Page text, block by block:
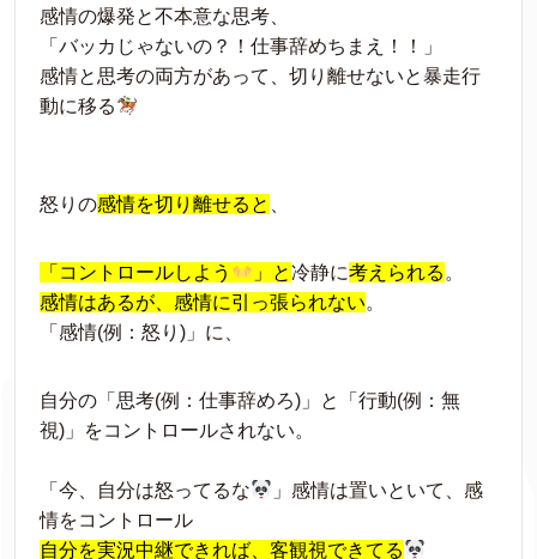
感情の爆発と不本意な思考、
「バッカじゃないの？！仕事辞めちまえ！！」
感情と思考の両方があって、切り離せないと暴走行
動に移る
怒りの感情を切り離せると
「コントロールしよう 」と冷静に考えられる 。
感情はあるが、感情に引っ張られない。
「感情(例：怒り)」に、
自分の「思考(例：仕事辞めろ)」と「行動(例：無
視)」をコントロールされない。
「今、自分は怒ってるな
」感情は置いといて、感
情をコントロール
自分を実況中継できれば、客観視できてる